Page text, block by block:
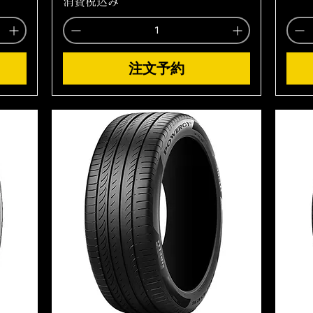
注文予約